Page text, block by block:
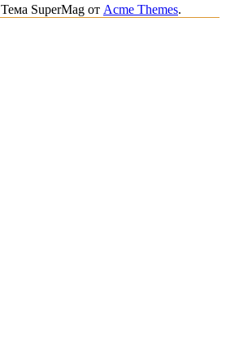
Тема SuperMag от Acme Themes.